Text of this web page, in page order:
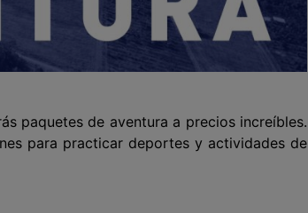
paquetes de aventura a precios increíbles.
para practicar deportes y actividades de